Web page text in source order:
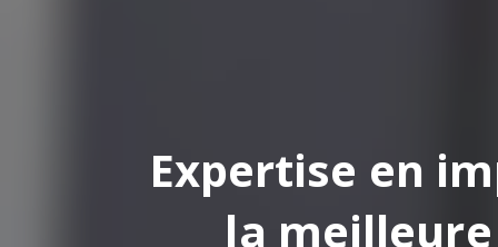
en
la meilleure finition